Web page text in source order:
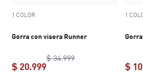
1 COLOR
Gorra con visera Runner
$ 34.999original price $
$ 20.999
1
$